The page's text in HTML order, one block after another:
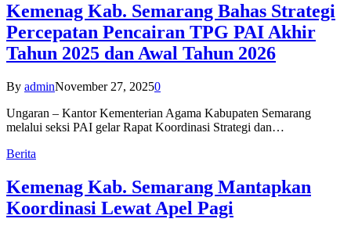
Kemenag Kab. Semarang Bahas Strategi
Percepatan Pencairan TPG PAI Akhir
Tahun 2025 dan Awal Tahun 2026
By adminNovember 27, 20250
Ungaran – Kantor Kementerian Agama Kabupaten Semarang
melalui seksi PAI gelar Rapat Koordinasi Strategi dan…
Berita
Kemenag Kab. Semarang Mantapkan
Koordinasi Lewat Apel Pagi